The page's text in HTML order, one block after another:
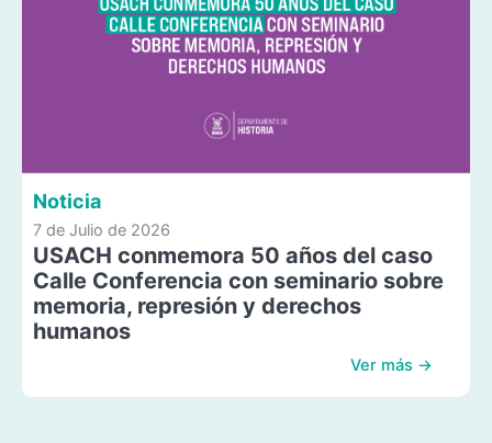
Noticia
7 de Julio de 2026
USACH conmemora 50 años del caso
Calle Conferencia con seminario sobre
memoria, represión y derechos
humanos
Ver más →